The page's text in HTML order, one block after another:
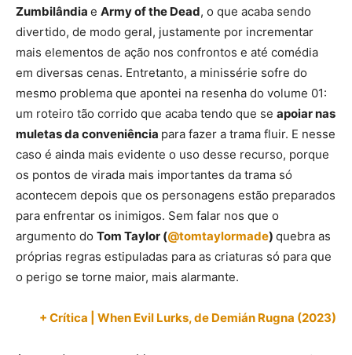
Zumbilândia e Army of the Dead, o que acaba sendo
divertido, de modo geral, justamente por incrementar
mais elementos de ação nos confrontos e até comédia
em diversas cenas. Entretanto, a minissérie sofre do
mesmo problema que apontei na resenha do volume 01:
um roteiro tão corrido que acaba tendo que se apoiar nas
muletas da conveniência para fazer a trama fluir. E nesse
caso é ainda mais evidente o uso desse recurso, porque
os pontos de virada mais importantes da trama só
acontecem depois que os personagens estão preparados
para enfrentar os inimigos. Sem falar nos que o
argumento do Tom Taylor (@tomtaylormade) quebra as
próprias regras estipuladas para as criaturas só para que
o perigo se torne maior, mais alarmante.
+ Crítica | When Evil Lurks, de Demián Rugna (2023)